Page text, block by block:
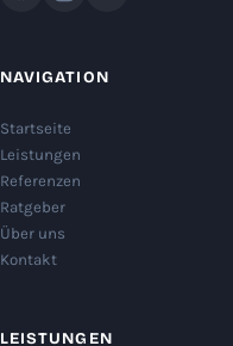
NAVIGATION
Startseite
Leistungen
Referenzen
Ratgeber
Über uns
Kontakt
LEISTUNGEN